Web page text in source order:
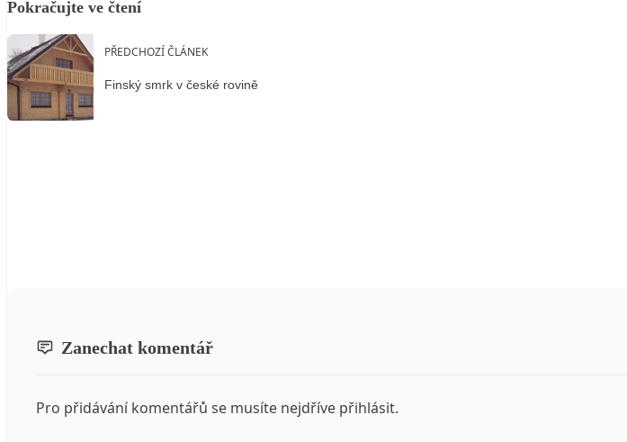
Pokračujte ve čtení
PŘEDCHOZÍ ČLÁNEK
Finský smrk v české rovině
Zanechat komentář
Pro přidávání komentářů se musíte nejdříve přihlásit.